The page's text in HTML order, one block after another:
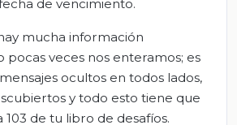
de vencimiento.
mucha información
veces nos enteramos; es
ocultos en todos lados,
y todo esto tiene que
de tu libro de desafíos.